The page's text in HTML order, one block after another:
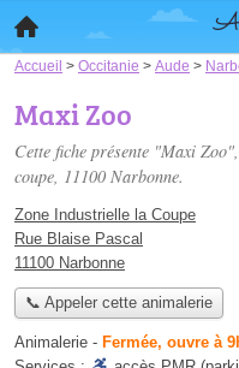
Accueil > Occitanie > Aude >
Maxi Zoo
Cette fiche présente "Maxi
coupe, 11100 Narbonne.
Zone Industrielle la Coupe
Rue Blaise Pascal
11100 Narbonne
📞 Appeler cette animalerie
Animalerie - Fermée, ouvre à